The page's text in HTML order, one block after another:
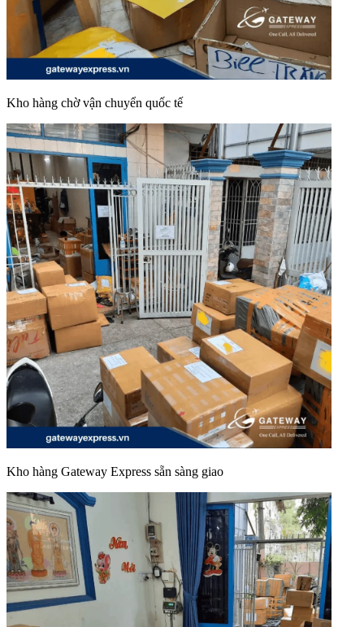
Kho hàng chờ vận chuyển quốc tế
Kho hàng Gateway Express sẵn sàng giao